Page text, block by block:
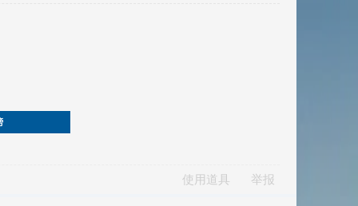
使用道具 举报